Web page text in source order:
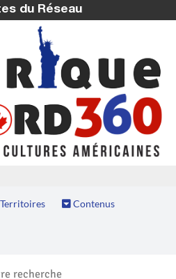
du Réseau
Contenus